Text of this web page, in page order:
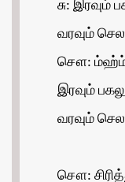
சு: இரவும்
வரவும்
சௌ:
இரவும்
வரவும்
சௌ: